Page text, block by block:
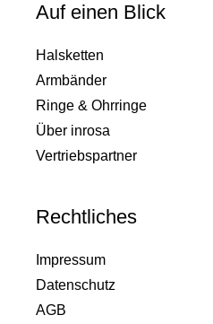
Auf einen Blick
Halsketten
Armbänder
Ringe & Ohrringe
Über inrosa
Vertriebspartner
Rechtliches
Impressum
Datenschutz
AGB